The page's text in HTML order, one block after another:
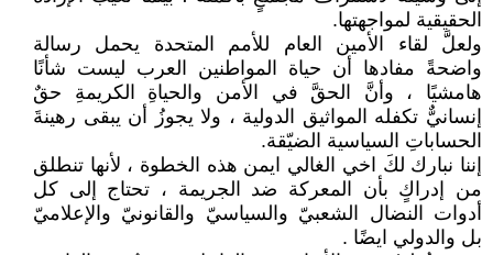
الحقيقية لمواجهتها.
ولعلَّ لقاء الأمين العام للأمم المتحدة يحمل رسالة
واضحةً مفادها أن حياة المواطنين العرب ليست شأنًا
هامشيًا ، وأنَّ الحقَّ في الأمن والحياةِ الكريمةِ حقٌ
إنسانيٌّ تكفله المواثيق الدولية ، ولا يجوزُ أن يبقى رهينةَ
الحساباتِ السياسية الضيّقة.
إننا نبارك لكَ اخي الغالي ايمن هذه الخطوة ، لأنها تنطلق
من إدراكٍ بأن المعركة ضد الجريمة ، تحتاج إلى كل
أدوات النضال الشعبيّ والسياسيّ والقانونيّ والإعلاميّ
بل والدولي ايضًا .